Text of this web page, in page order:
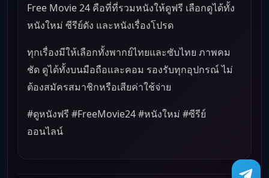
Free Movie 24 คือที่ที่รวมหนังให้ดูฟรี เลือกดูได้ทั้ง
หนังใหม่ ซีรีย์ดัง และหนังเรื่องโปรด
ทุกเรื่องมีให้เลือกทั้งพากย์ไทยและซับไทย ภาพคม
ชัด ดูได้ทั้งบนมือถือและคอม รองรับทุกอุปกรณ์ ไม่
ต้องสมัครสมาชิกหรือเสียค่าใช้จ่าย
#ดูหนังฟรี #FreeMovie24 #หนังใหม่ #ซีรีย์
ออนไลน์